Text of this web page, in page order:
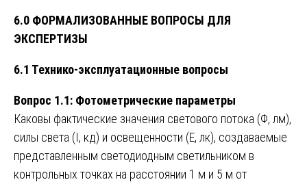
6.0 ФОРМАЛИЗОВАННЫЕ ВОПРОСЫ ДЛЯ
ЭКСПЕРТИЗЫ
6.1 Технико-эксплуатационные вопросы
Вопрос 1.1: Фотометрические параметры
Каковы фактические значения светового потока (Φ, лм),
силы света (I, кд) и освещенности (E, лк), создаваемые
представленным светодиодным светильником в
контрольных точках на расстоянии 1 м и 5 м от